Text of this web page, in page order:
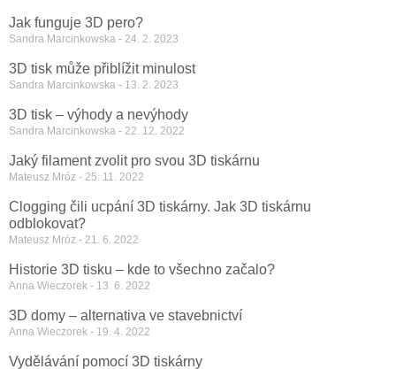
Jak funguje 3D pero?
Sandra Marcinkowska 24. 2. 2023
3D tisk může přiblížit minulost
Sandra Marcinkowska 13. 2. 2023
3D tisk – výhody a nevýhody
Sandra Marcinkowska 22. 12. 2022
Jaký filament zvolit pro svou 3D tiskárnu
Mateusz Mróz 25. 11. 2022
Clogging čili ucpání 3D tiskárny. Jak 3D tiskárnu
odblokovat?
Mateusz Mróz 21. 6. 2022
Historie 3D tisku – kde to všechno začalo?
Anna Wieczorek 13. 6. 2022
3D domy – alternativa ve stavebnictví
Anna Wieczorek 19. 4. 2022
Vydělávání pomocí 3D tiskárny